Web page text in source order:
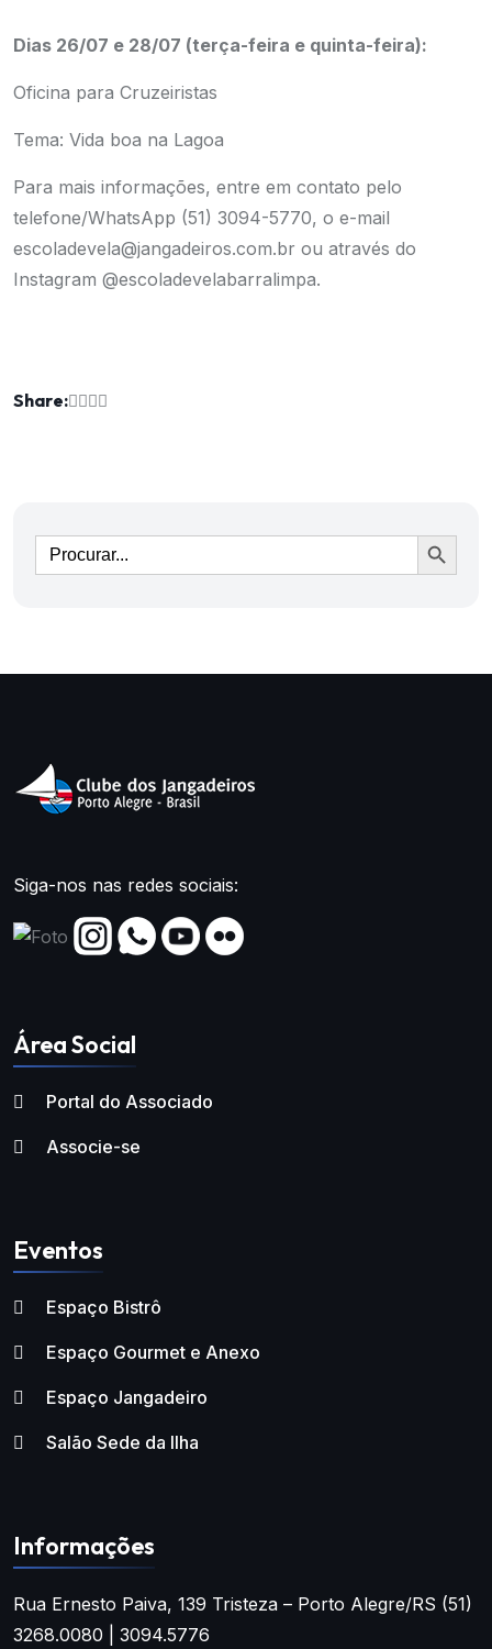
Dias 26/07 e 28/07 (terça-feira e quinta-feira):
Oficina para Cruzeiristas
Tema: Vida boa na Lagoa
Para mais informações, entre em contato pelo
telefone/WhatsApp (51) 3094-5770, o e-mail
escoladevela@jangadeiros.com.br ou através do
Instagram @escoladevelabarralimpa.
Share:
Ir
Siga-nos nas redes sociais:
Área Social
Portal do Associado
Associe-se
Eventos
Espaço Bistrô
Espaço Gourmet e Anexo
Espaço Jangadeiro
Salão Sede da Ilha
Informações
Rua Ernesto Paiva, 139 Tristeza – Porto Alegre/RS (51)
3268.0080 | 3094.5776